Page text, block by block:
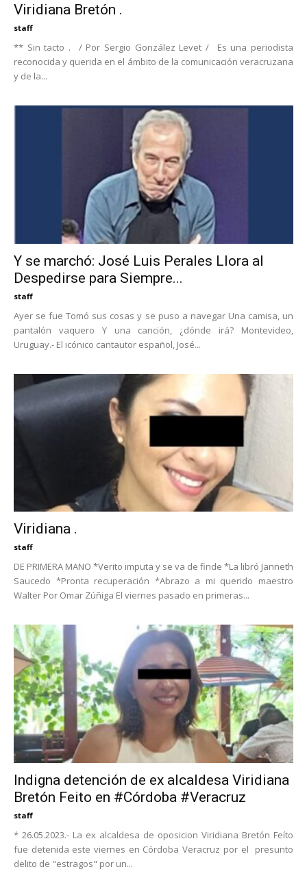
Viridiana Bretón .
staff
** Sin tacto . / Por Sergio González Levet / Es una periodista
reconocida y querida en el ámbito de la comunicación veracruzana
y de la...
Y se marchó: José Luis Perales Llora al
Despedirse para Siempre...
staff
Ayer se fue Tomó sus cosas y se puso a navegar Una camisa, un
pantalón vaquero Y una canción, ¿dónde irá? Montevideo,
Uruguay.- El icónico cantautor español, José...
Viridiana .
staff
DE PRIMERA MANO *Verito imputa y se va de finde *La libró Janneth
Saucedo *Pronta recuperación *Abrazo a mi querido maestro
Walter Por Omar Zúñiga El viernes pasado en primeras...
Indigna detención de ex alcaldesa Viridiana
Bretón Feito en #Córdoba #Veracruz
staff
* 26.05.2023.- La ex alcaldesa de oposicion Viridiana Bretón Feíto
fue detenida este viernes en Córdoba Veracruz por el presunto
delito de "estragos" por un...